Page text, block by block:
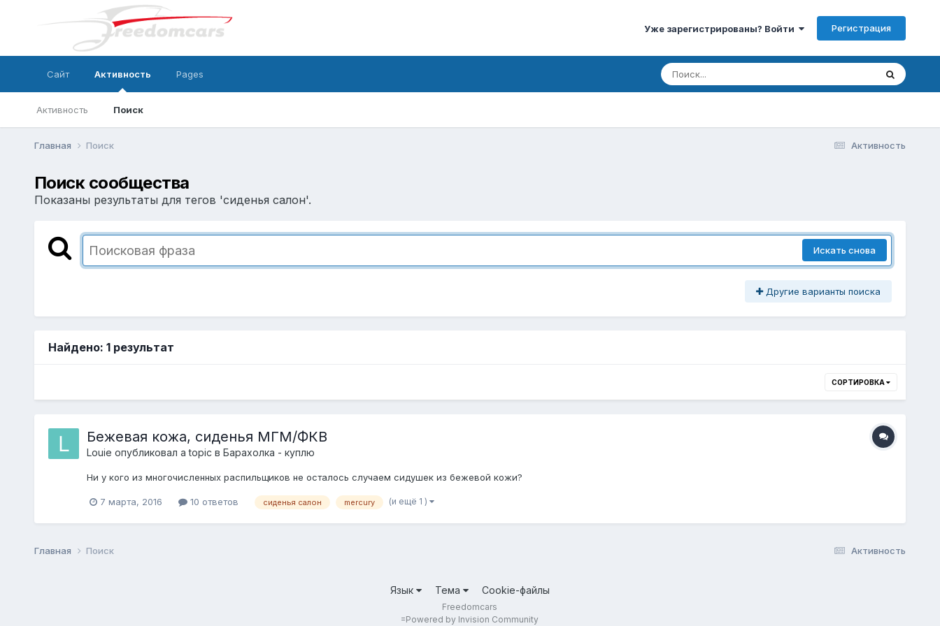
Уже зарегистрированы? Войти Регистрация
Сайт Активность
Активность Поиск
Pages
Активность
Главная Поиск
Поиск сообщества
Показаны результаты для тегов 'сиденья салон'.
Искать снова
Другие варианты поиска
Найдено: 1 результат
СОРТИРОВКА
Бежевая кожа, сиденья МГМ/ФКВ
Louie опубликовал a topic в Барахолка - куплю
Ни у кого из многочисленных распильщиков не осталось случаем сидушек из бежевой кожи?
7 марта, 2016 10 ответов сиденья салон mercury (и ещё 1 )
Активность
Главная Поиск
Язык Тема Cookie-файлы
Freedomcars
=Powered by Invision Community